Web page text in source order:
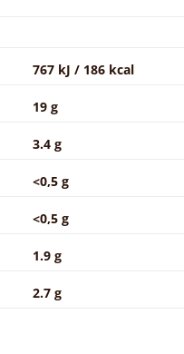
767 kJ / 186 kcal
19 g
3.4 g
<0,5 g
<0,5 g
1.9 g
2.7 g